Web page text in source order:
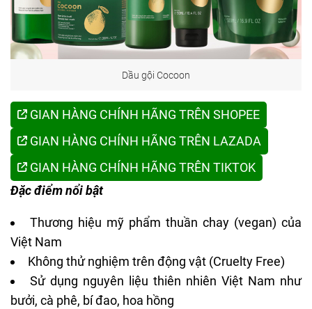
Dầu gội Cocoon
GIAN HÀNG CHÍNH HÃNG TRÊN SHOPEE
GIAN HÀNG CHÍNH HÃNG TRÊN LAZADA
GIAN HÀNG CHÍNH HÃNG TRÊN TIKTOK
Đặc điểm nổi bật
Thương hiệu mỹ phẩm thuần chay (vegan) của
Việt Nam
Không thử nghiệm trên động vật (Cruelty Free)
Sử dụng nguyên liệu thiên nhiên Việt Nam như
bưởi, cà phê, bí đao, hoa hồng